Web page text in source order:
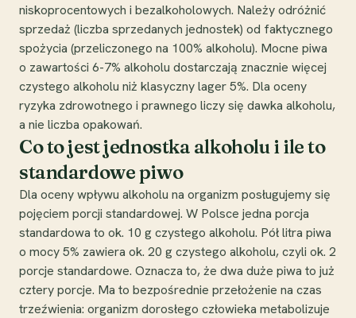
niskoprocentowych i bezalkoholowych. Należy odróżnić
sprzedaż (liczba sprzedanych jednostek) od faktycznego
spożycia (przeliczonego na 100% alkoholu). Mocne piwa
o zawartości 6-7% alkoholu dostarczają znacznie więcej
czystego alkoholu niż klasyczny lager 5%. Dla oceny
ryzyka zdrowotnego i prawnego liczy się dawka alkoholu,
a nie liczba opakowań.
Co to jest jednostka alkoholu i ile to
standardowe piwo
Dla oceny wpływu alkoholu na organizm posługujemy się
pojęciem porcji standardowej. W Polsce jedna porcja
standardowa to ok. 10 g czystego alkoholu. Pół litra piwa
o mocy 5% zawiera ok. 20 g czystego alkoholu, czyli ok. 2
porcje standardowe. Oznacza to, że dwa duże piwa to już
cztery porcje. Ma to bezpośrednie przełożenie na czas
trzeźwienia: organizm dorosłego człowieka metabolizuje